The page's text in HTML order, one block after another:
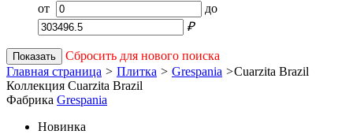
от
до
₽
Показать
Сбросить для нового поиска
Главная страница > Плитка > Grespania >Cuarzita Brazil
Коллекция Cuarzita Brazil
Фабрика Grespania
Новинка